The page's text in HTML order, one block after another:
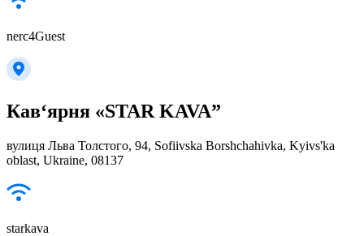
nerc4Guest
Кав‘ярня «STAR KAVA”
вулиця Льва Толстого, 94, Sofiivska Borshchahivka, Kyivs'ka
oblast, Ukraine, 08137
starkava